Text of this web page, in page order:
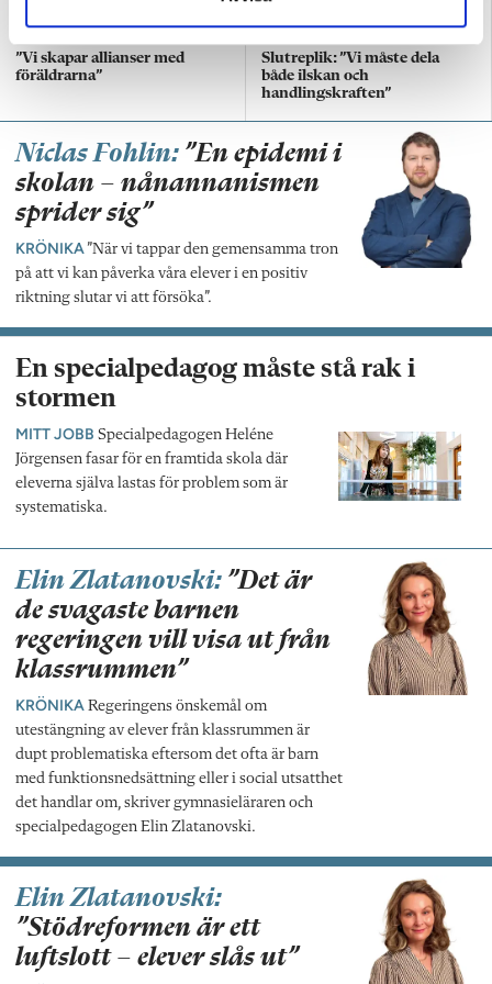
”Vi skapar allianser med
föräldrarna”
Slutreplik: ”Vi måste dela
både ilskan och
handlingskraften”
Niclas Fohlin: ”En epidemi i
skolan – nånannanismen
sprider sig”
KRÖNIKA ”När vi tappar den gemensamma tron
på att vi kan påverka våra elever i en positiv
riktning slutar vi att försöka”.
En specialpedagog måste stå rak i
stormen
MITT JOBB Specialpedagogen Heléne
Jörgensen fasar för en framtida skola där
eleverna själva lastas för problem som är
systematiska.
Elin Zlatanovski: ”Det är
de svagaste barnen
regeringen vill visa ut från
klassrummen”
KRÖNIKA Regeringens önskemål om
utestängning av elever från klassrummen är
dupt problematiska eftersom det ofta är barn
med funktionsnedsättning eller i social utsatthet
det handlar om, skriver gymnasieläraren och
specialpedagogen Elin Zlatanovski.
Elin Zlatanovski:
”Stödreformen är ett
luftslott – elever slås ut”